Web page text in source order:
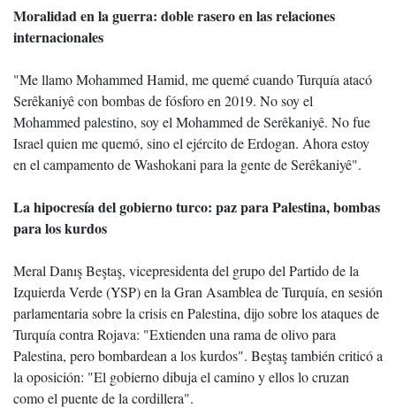
Moralidad en la guerra: doble rasero en las relaciones
internacionales
"Me llamo Mohammed Hamid, me quemé cuando Turquía atacó
Serêkaniyê con bombas de fósforo en 2019. No soy el
Mohammed palestino, soy el Mohammed de Serêkaniyê. No fue
Israel quien me quemó, sino el ejército de Erdogan. Ahora estoy
en el campamento de Washokani para la gente de Serêkaniyê".
La hipocresía del gobierno turco: paz para Palestina, bombas
para los kurdos
Meral Danış Beştaş, vicepresidenta del grupo del Partido de la
Izquierda Verde (YSP) en la Gran Asamblea de Turquía, en sesión
parlamentaria sobre la crisis en Palestina, dijo sobre los ataques de
Turquía contra Rojava: "Extienden una rama de olivo para
Palestina, pero bombardean a los kurdos". Beştaş también criticó a
la oposición: "El gobierno dibuja el camino y ellos lo cruzan
como el puente de la cordillera".